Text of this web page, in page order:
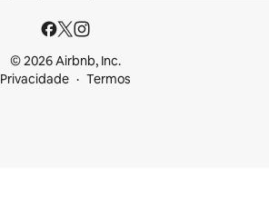
© 2026 Airbnb, Inc.
Privacidade
Termos